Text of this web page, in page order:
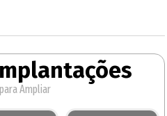
Ampliar